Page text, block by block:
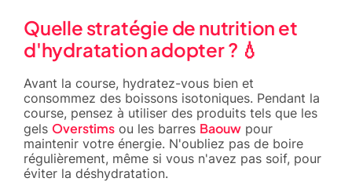
Quelle stratégie de nutrition et
d'hydratation adopter ? 💧
Avant la course, hydratez-vous bien et
consommez des boissons isotoniques. Pendant la
course, pensez à utiliser des produits tels que les
gels Overstims ou les barres Baouw pour
maintenir votre énergie. N'oubliez pas de boire
régulièrement, même si vous n'avez pas soif, pour
éviter la déshydratation.